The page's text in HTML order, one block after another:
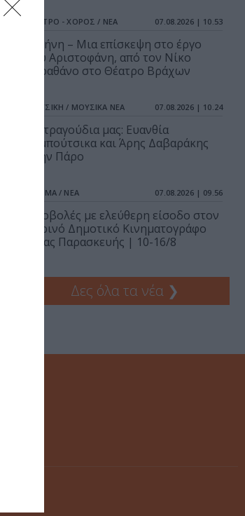
ΘΕΑΤΡΟ - ΧΟΡΟΣ / ΝΕΑ 07.08.2026 | 10.53
Ειρήνη – Μια επίσκεψη στο έργο
του Αριστοφάνη, από τον Νίκο
Καραθάνο στο Θέατρο Βράχων
ΜΟΥΣΙΚΗ / ΜΟΥΣΙΚΑ ΝΕΑ 07.08.2026 | 10.24
Τα τραγούδια μας: Ευανθία
Ρεμπούτσικα και Άρης Δαβαράκης
στην Πάρο
ΣΙΝΕΜΑ / ΝΕΑ 07.08.2026 | 09.56
Προβολές με ελεύθερη είσοδο στον
Θερινό Δημοτικό Κινηματογράφο
Αγίας Παρασκευής | 10-16/8
Δες όλα τα νέα ❯